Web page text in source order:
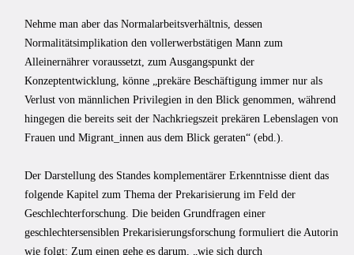
Nehme man aber das Normalarbeitsverhältnis, dessen
Normalitätsimplikation den vollerwerbstätigen Mann zum
Alleinernährer voraussetzt, zum Ausgangspunkt der
Konzeptentwicklung, könne „prekäre Beschäftigung immer nur als
Verlust von männlichen Privilegien in den Blick genommen, während
hingegen die bereits seit der Nachkriegszeit prekären Lebenslagen von
Frauen und Migrant_innen aus dem Blick geraten“ (ebd.).
Der Darstellung des Standes komplementärer Erkenntnisse dient das
folgende Kapitel zum Thema der Prekarisierung im Feld der
Geschlechterforschung. Die beiden Grundfragen einer
geschlechtersensiblen Prekarisierungsforschung formuliert die Autorin
wie folgt: Zum einen gehe es darum, „wie sich durch